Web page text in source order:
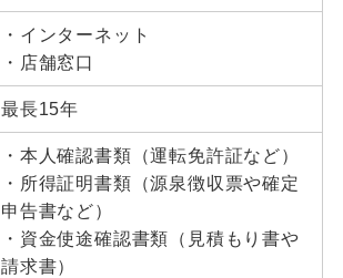
・インターネット
・店舗窓口
最長15年
・本人確認書類（運転免許証など）
・所得証明書類（源泉徴収票や確定
申告書など）
・資金使途確認書類（見積もり書や
請求書）